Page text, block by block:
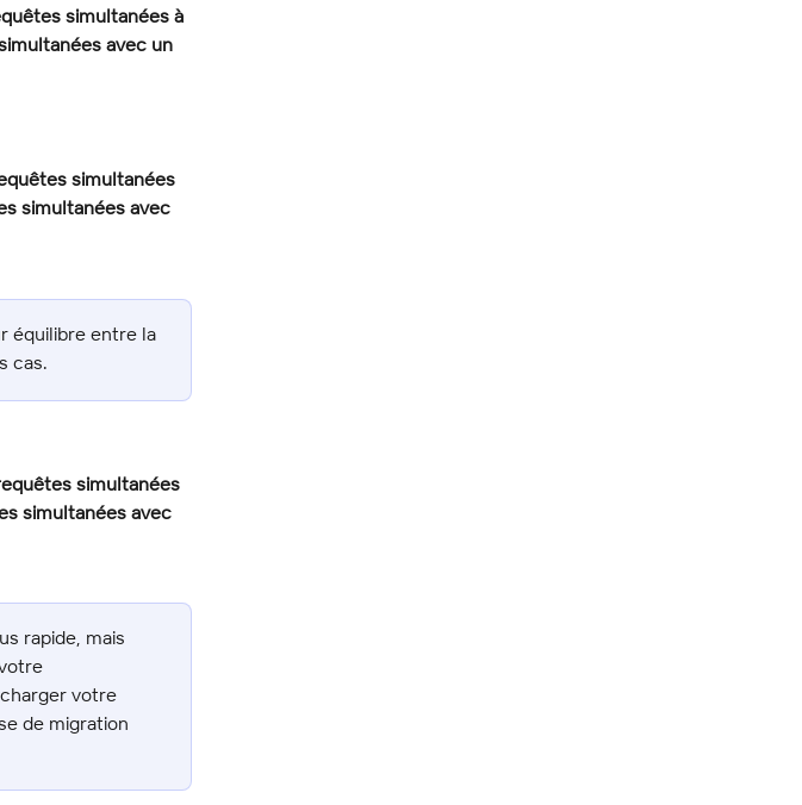
simultanées à
avec un
simultanées
simultanées avec
équilibre entre la
cas.
simultanées
simultanées avec
rapide, mais
votre
de migration